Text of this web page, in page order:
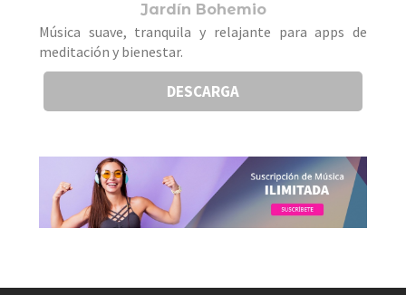
Jardín Bohemio
Música suave, tranquila y relajante para apps de
meditación y bienestar.
DESCARGA